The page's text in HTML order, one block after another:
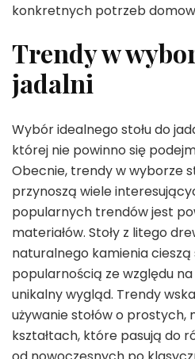
konkretnych potrzeb
Trendy w
jadalni
Wybór idealnego stołu do
której nie powinno się
Obecnie, trendy w wyborze
przynoszą wiele
popularnych trendów jest
materiałów. Stoły z litego
naturalnego kamienia
popularnością ze względu
unikalny wygląd. Trendy
używanie stołów o
kształtach, które pasują do